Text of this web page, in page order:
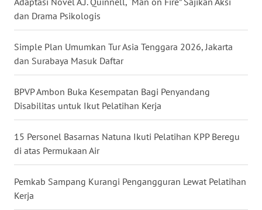
dan Drama Psikologis
Simple Plan Umumkan Tur Asia Tenggara 2026, Jakarta
dan Surabaya Masuk Daftar
BPVP Ambon Buka Kesempatan Bagi Penyandang
Disabilitas untuk Ikut Pelatihan Kerja
15 Personel Basarnas Natuna Ikuti Pelatihan KPP Beregu
di atas Permukaan Air
Pemkab Sampang Kurangi Pengangguran Lewat Pelatihan
Kerja
WN
TOBA
NIAS
LANGKAT